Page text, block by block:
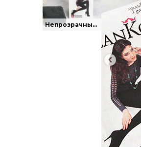
Непрозрачные колготки плотностью 180 DEN.